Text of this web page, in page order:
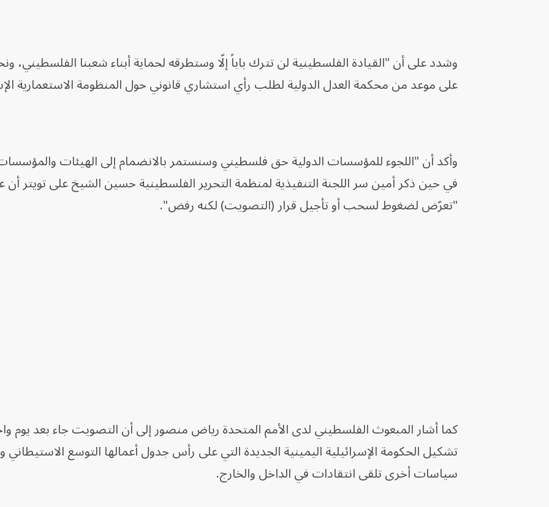
وشدد على أن "القيادة الفلسطينية لن تترك باباً إلّا وستطرقه لحماية أبناء شعبنا الفلسطيني،
على موعد من محكمة العدل الدولية لطلب رأي استشاري قانوني حول المنظومة الاستعمارية
وأكد أن "اللجوء للمؤسسات الدولية حق فلسطيني وسنستمر بالانضمام إلى الهيئات
في حين ذكر أمين سر اللجنة التنفيذية لمنظمة التحرير الفلسطينية حسين الشيخ على تويتر
"تعرّض لضغوط لسحب أو تأجيل قرار (التصويت) لكنه رفض".
كما أشار المبعوث الفلسطيني لدى الأمم المتحدة رياض منصور إلى أن التصويت جاء بعد يوم
تشكيل الحكومة الإسرائيلية اليمينية الجديدة التي على رأس جدول أعمالها التوسع الاستيطاني
سياسات أخرى تلقى انتقادات في الداخل والخارج.